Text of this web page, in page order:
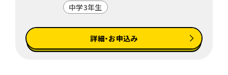
中学3年生
詳細・お申込み